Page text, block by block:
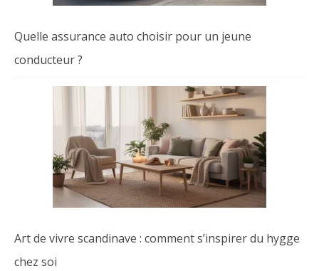
Quelle assurance auto choisir pour un jeune
conducteur ?
Art de vivre scandinave : comment s’inspirer du hygge
chez soi